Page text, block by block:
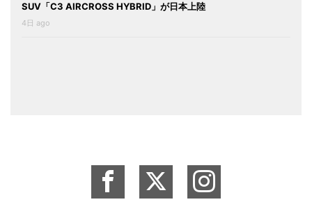
SUV「C3 AIRCROSS HYBRID」が日本上陸
4日 ago